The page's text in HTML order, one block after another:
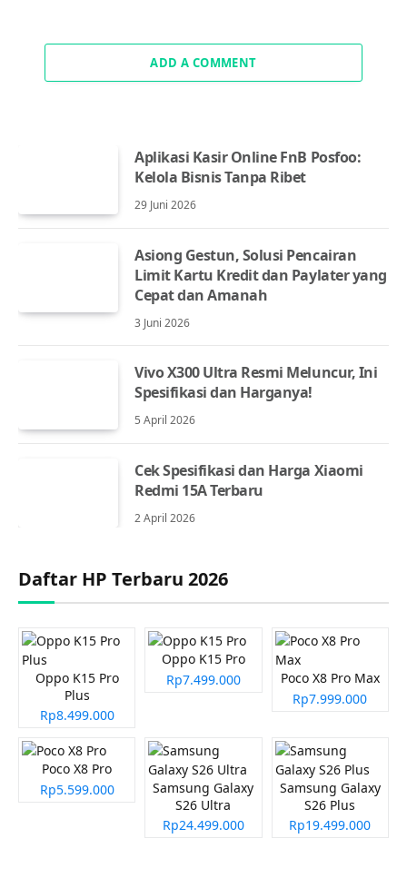
ADD A COMMENT
Aplikasi Kasir Online FnB Posfoo:
Kelola Bisnis Tanpa Ribet
29 Juni 2026
Asiong Gestun, Solusi Pencairan
Limit Kartu Kredit dan Paylater yang
Cepat dan Amanah
3 Juni 2026
Vivo X300 Ultra Resmi Meluncur, Ini
Spesifikasi dan Harganya!
5 April 2026
Cek Spesifikasi dan Harga Xiaomi
Redmi 15A Terbaru
2 April 2026
Daftar HP Terbaru 2026
Oppo K15 Pro
Plus
Rp8.499.000
Oppo K15 Pro
Rp7.499.000
Poco X8 Pro Max
Rp7.999.000
Poco X8 Pro
Rp5.599.000
Samsung Galaxy
S26 Ultra
Rp24.499.000
Samsung Galaxy
S26 Plus
Rp19.499.000